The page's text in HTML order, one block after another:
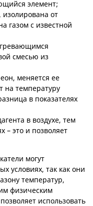
элемент;
изолирована от
газом с известной
смесью из
меняется ее
на температуру
в показателях
в воздухе, тем
– это и позволяет
могут
условиях, так как они
температур,
физическим
использовать